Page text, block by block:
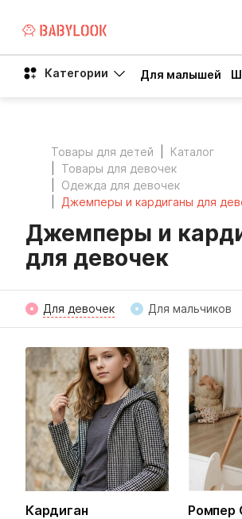
Категории Для малышей
Товары для детей
Каталог
Товары для девочек
Одежда для девочек
Джемперы и кардиганы для
Джемперы и
для девочек
Для девочек Для мальчиков
Кардиган
Ромпер